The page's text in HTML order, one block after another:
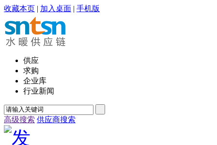
收藏本页 | 加入桌面 | 手机版
供应
求购
企业库
行业新闻
高级搜索 供应商搜索